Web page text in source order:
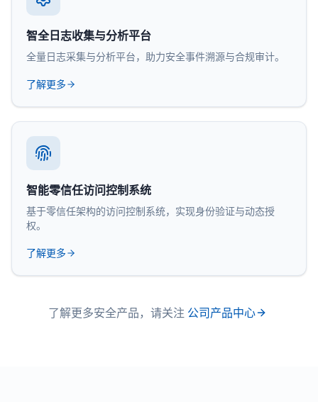
智全日志收集与分析平台
全量日志采集与分析平台，助力安全事件溯源与合规审计。
了解更多
智能零信任访问控制系统
基于零信任架构的访问控制系统，实现身份验证与动态授
权。
了解更多
了解更多安全产品，请关注 公司产品中心